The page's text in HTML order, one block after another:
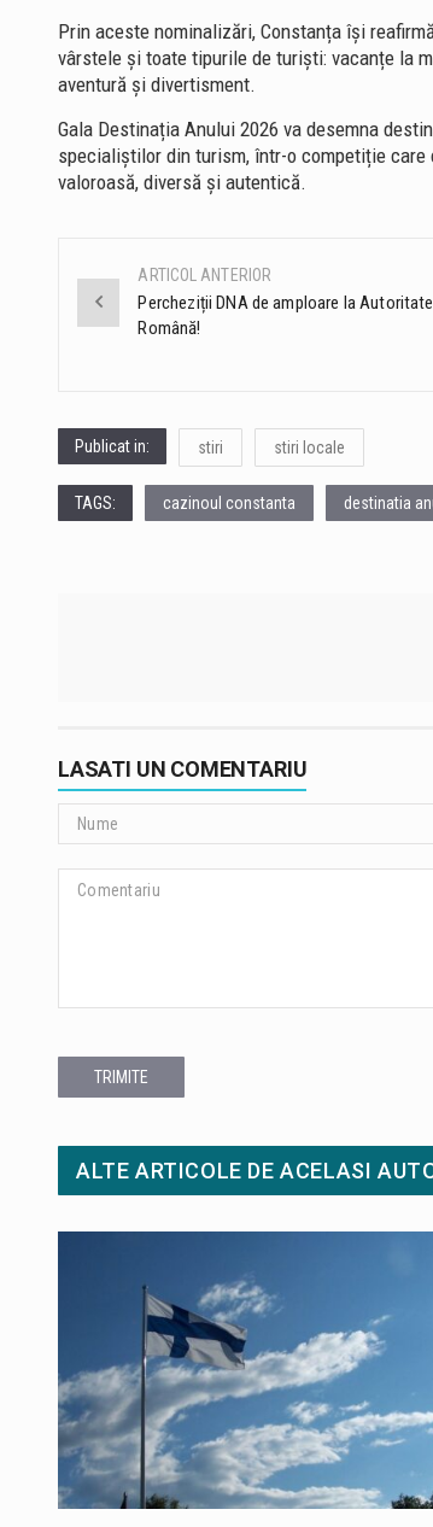
Prin aceste nominalizări, Constanța își
vârstele și toate tipurile de turiști: vacanțe la
aventură și divertisment.
Gala Destinația Anului 2026 va desemna
specialiștilor din turism, într-o competiție
valoroasă, diversă și autentică.
Post
navigation
ARTICOL ANTERIOR
Percheziții DNA de amploare la
Română!
Publicat in: stiri stiri locale
TAGS: cazinoul constanta destinatia
LASATI UN COMENTARIU
TRIMITE
ALTE ARTICOLE DE ACELASI